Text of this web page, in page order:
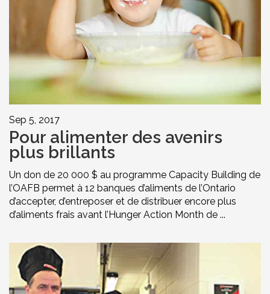
Sep 5, 2017
Pour alimenter des avenirs
plus brillants
Un don de 20 000 $ au programme Capacity Building de
l’OAFB permet à 12 banques d’aliments de l’Ontario
d’accepter, d’entreposer et de distribuer encore plus
d’aliments frais avant l’Hunger Action Month de ...